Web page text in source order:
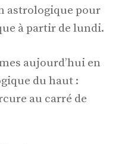
astrologique pour
à partir de lundi.
aujourd’hui en
du haut :
au carré de